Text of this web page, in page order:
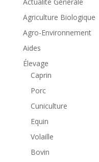
Actualité Générale
Agriculture Biologique
Agro-Environnement
Aides
Élevage
Caprin
Porc
Cuniculture
Equin
Volaille
Bovin